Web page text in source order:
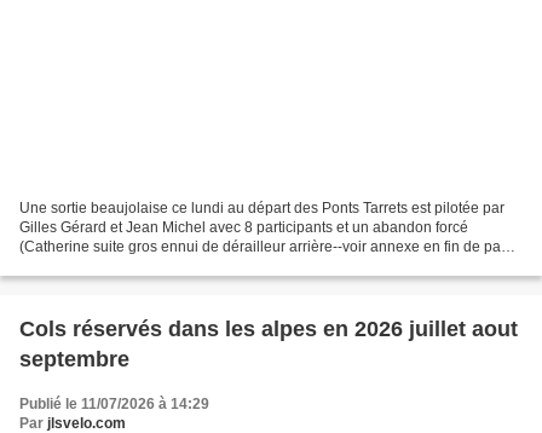
Une sortie beaujolaise ce lundi au départ des Ponts Tarrets est pilotée par
Gilles Gérard et Jean Michel avec 8 participants et un abandon forcé
(Catherine suite gros ennui de dérailleur arrière--voir annexe en fin de page)
Cols réservés dans les alpes en 2026 juillet aout
septembre
Publié le 11/07/2026 à 14:29
Par jlsvelo.com